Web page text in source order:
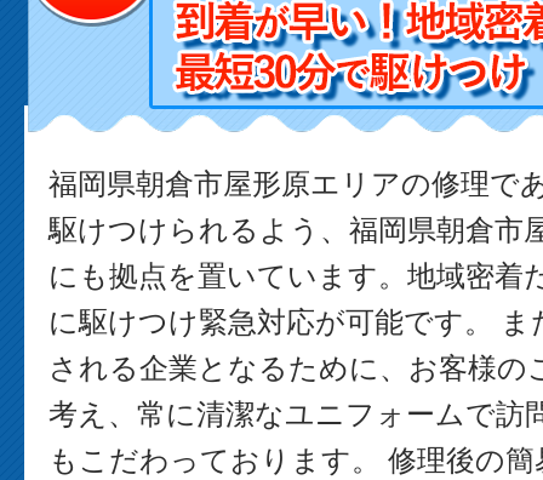
福岡県朝倉市屋形原エリアの修理で
駆けつけられるよう、福岡県朝倉市
にも拠点を置いています。地域密着
に駆けつけ緊急対応が可能です。 ま
される企業となるために、お客様の
考え、常に清潔なユニフォームで訪
もこだわっております。 修理後の